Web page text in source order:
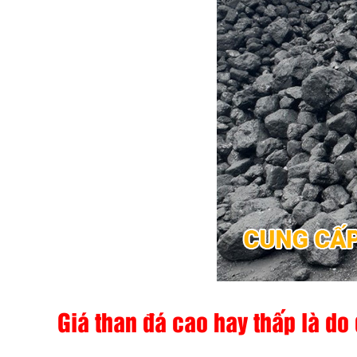
Giá than đá cao hay thấp là do